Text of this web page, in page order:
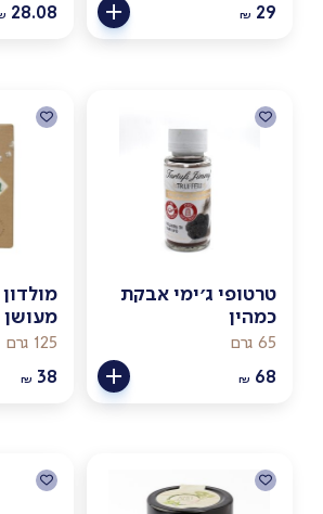
₪ 29
28.08
טרטופי ג׳ימי אבקת
כמהין
65 גרם
₪ 68
מעושן
125 גרם
₪ 38